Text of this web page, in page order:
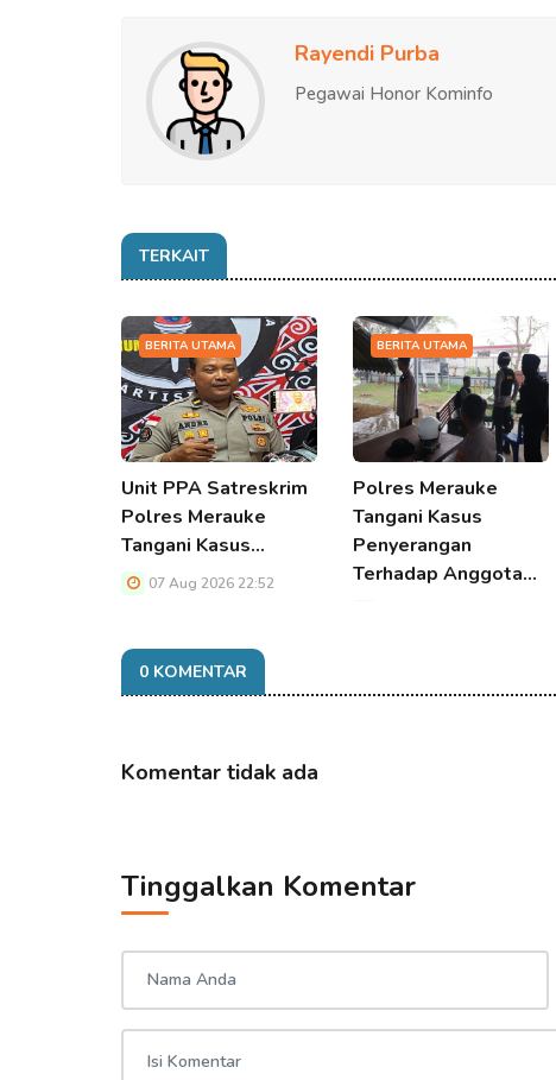
Rayendi Purba
Pegawai Honor Kominfo
TERKAIT
BERITA UTAMA
Unit PPA Satreskrim
Polres Merauke
Tangani Kasus…
07 Aug 2026 22:52
BERITA UTAMA
Polres Merauke
Tangani Kasus
Penyerangan
Terhadap Anggota…
0 KOMENTAR
Komentar tidak ada
Tinggalkan Komentar